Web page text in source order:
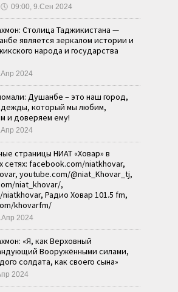
🕔 09:00, 9.Сен 2024
Столица Таджикистана —
является зеркалом истории и
народа и государства
2024
Душанбе – это наш город,
который мы любим,
и доверяем ему!
2024
страницы НИАТ «Ховар» в
сетях: facebook.com/niatkhovar,
youtube.com/@niat_Khovar_tj,
niat_khovar/,
Радио Ховар 101.5 fm,
khovarfm/
2024
«Я, как Верховный
Вооружёнными силами,
солдата, как своего сына»
2024